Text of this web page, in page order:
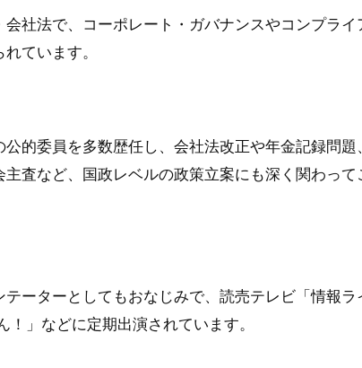
社法で、コーポレート・ガバナンスやコンプライ
ています。
的委員を多数歴任し、会社法改正や年金記録問題
査など、国政レベルの政策立案にも深く関わって
ーターとしてもおなじみで、読売テレビ「情報ラ
」などに定期出演されています。